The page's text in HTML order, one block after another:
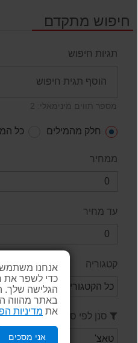
אנחנו
כדי לשפר את
הגלישה שלך.
באתר מהווה
את מדיניות
אני מסכים
חיפוש מתקדם
תגיות חיפוש
מספר תווים מינימאלי: 2
חלק מהמילים כל
ממחיר
עד מחיר
קטגוריה
סנן לפי ספק / יצרן